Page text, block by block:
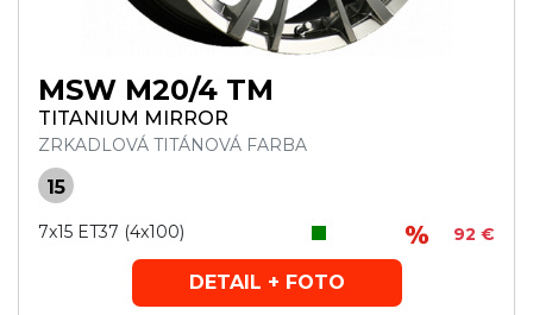
MSW M20/4 TM
TITANIUM MIRROR
ZRKADLOVÁ TITÁNOVÁ FARBA
15
7x15 ET37 (4x100) 92 €
DETAIL + FOTO